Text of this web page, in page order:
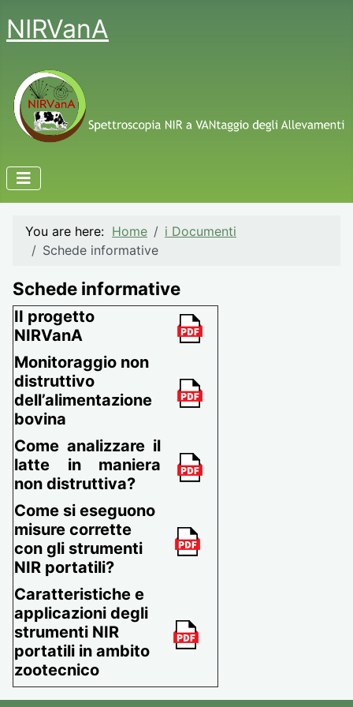
NIRVanA
You are here: Home
i Documenti
Schede informative
Schede informative
II progetto
NIRVanA
Monitoraggio non
distruttivo
dell’alimentazione
bovina
Come analizzare il
latte in maniera
non distruttiva?
Come si eseguono
misure corrette
con gli strumenti
NIR portatili?
Caratteristiche e
applicazioni degli
strumenti NIR
portatili in ambito
zootecnico